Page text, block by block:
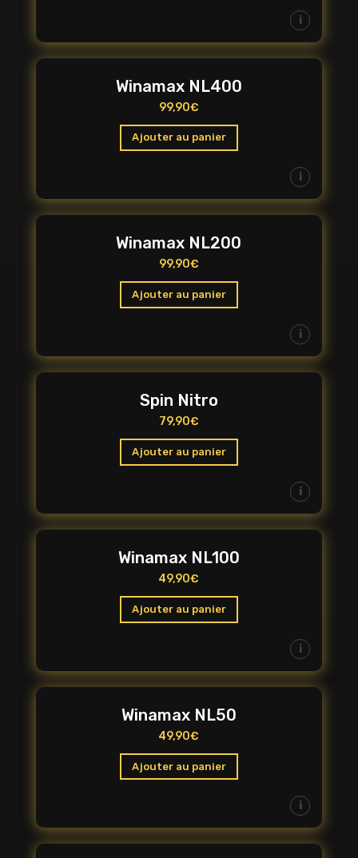
i
Winamax NL400
99,90€
Ajouter au panier
i
Winamax NL200
99,90€
Ajouter au panier
i
Spin Nitro
79,90€
Ajouter au panier
i
Winamax NL100
49,90€
Ajouter au panier
i
Winamax NL50
49,90€
Ajouter au panier
i